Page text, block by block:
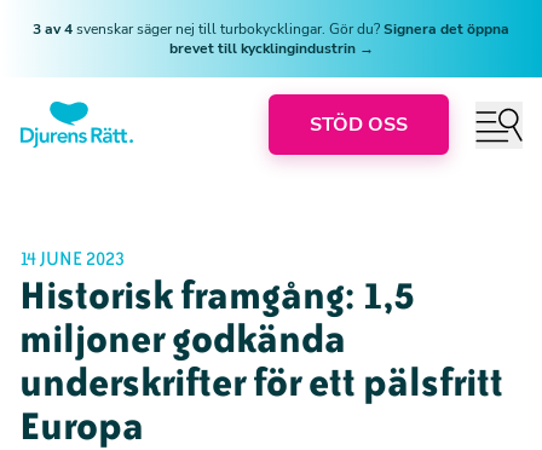
3 av 4svenskar säger nej till turbokycklingar. Gör du?Signera det öppna
brevet till kycklingindustrin →
STÖD OSS
14 JUNE 2023
Historisk framgång: 1,5
miljoner godkända
underskrifter för ett pälsfritt
Europa